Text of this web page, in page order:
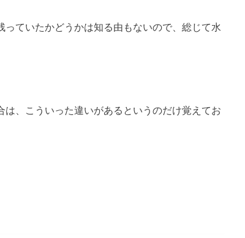
ていたかどうかは知る由もないので、総じて水
、こういった違いがあるというのだけ覚えてお